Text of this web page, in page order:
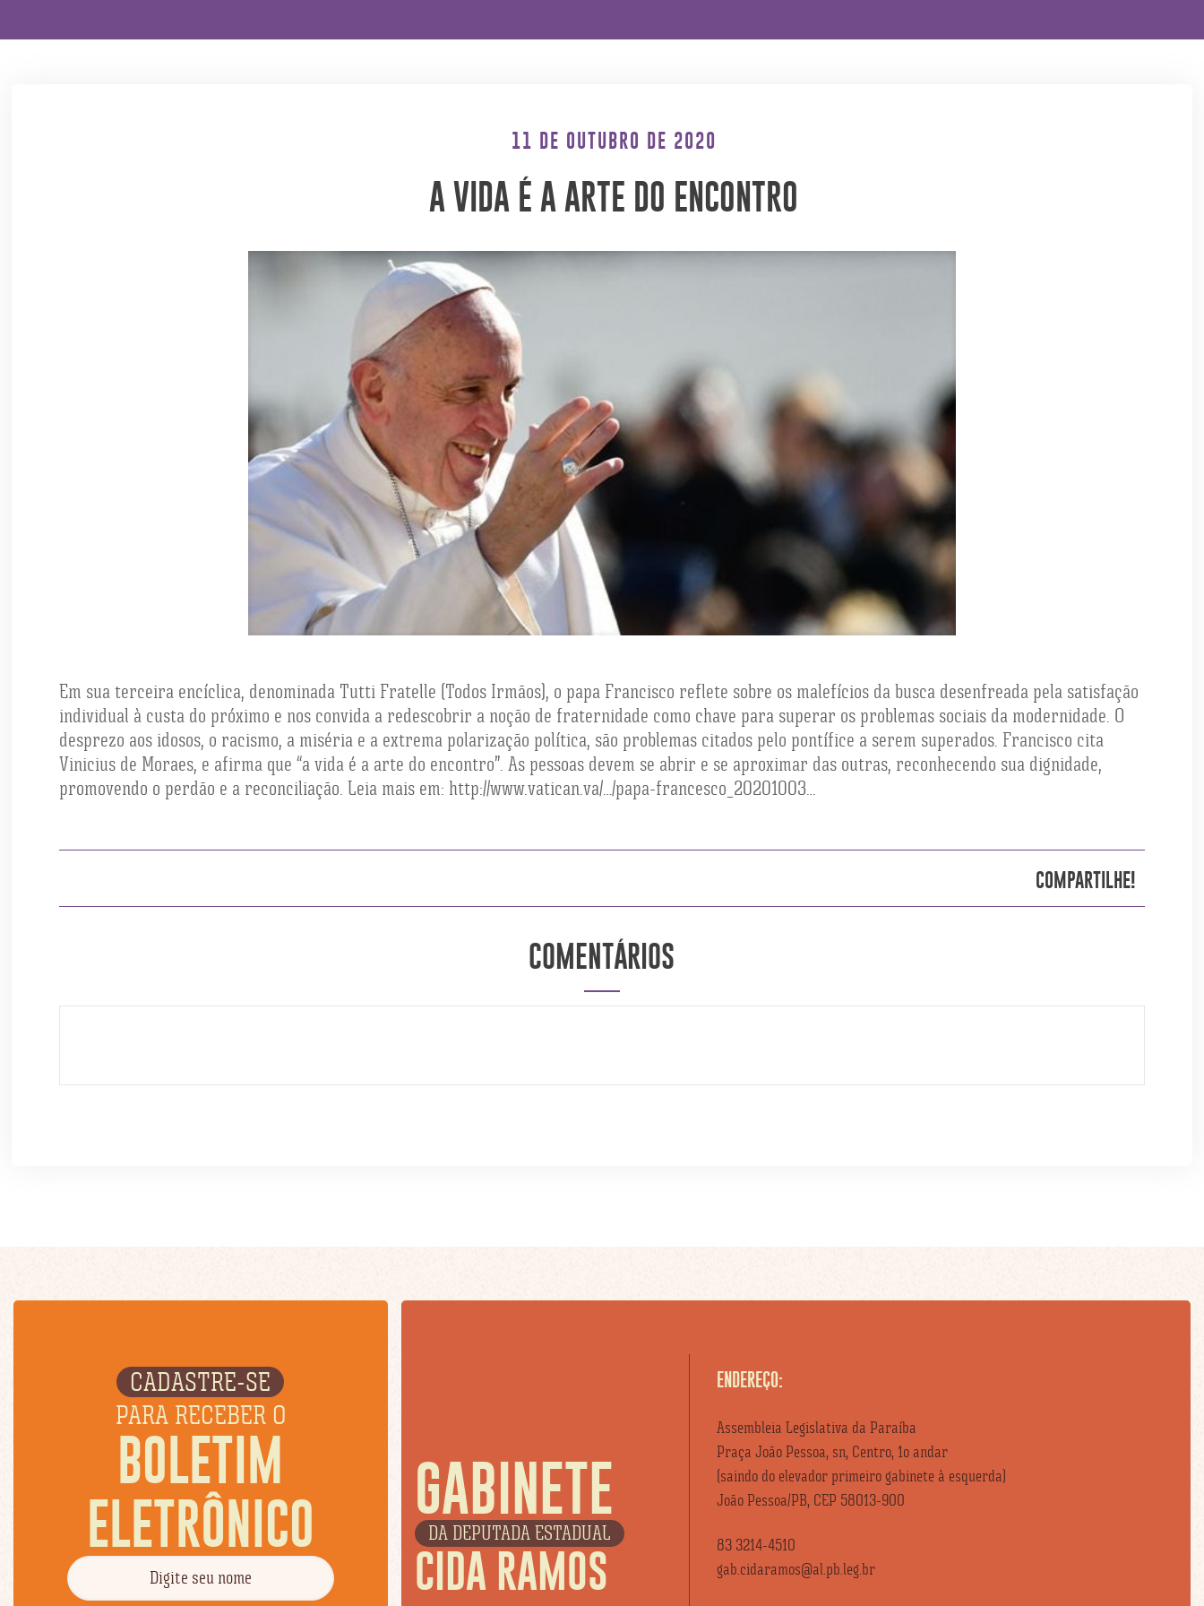
11 DE OUTUBRO DE 2020
A VIDA É A ARTE DO ENCONTRO
Em sua terceira encíclica, denominada Tutti Fratelle (Todos Irmãos), o papa Francisco reflete sobre os malefícios da busca desenfreada pela satisfação
individual à custa do próximo e nos convida a redescobrir a noção de fraternidade como chave para superar os problemas sociais da modernidade. O
desprezo aos idosos, o racismo, a miséria e a extrema polarização política, são problemas citados pelo pontífice a serem superados. Francisco cita
Vinicius de Moraes, e afirma que “a vida é a arte do encontro”. As pessoas devem se abrir e se aproximar das outras, reconhecendo sua dignidade,
promovendo o perdão e a reconciliação. Leia mais em: http://www.vatican.va/…/papa-francesco_20201003…
COMPARTILHE!
COMENTÁRIOS
CADASTRE-SE
PARA RECEBER O
BOLETIM
ELETRÔNICO
GABINETE
DA DEPUTADA ESTADUAL
CIDA RAMOS
ENDEREÇO:
Assembleia Legislativa da Paraíba
Praça João Pessoa, sn, Centro, 1o andar
(saindo do elevador primeiro gabinete à esquerda)
João Pessoa/PB, CEP 58013-900
83 3214-4510
gab.cidaramos@al.pb.leg.br